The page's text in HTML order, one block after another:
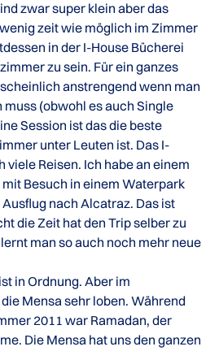
zwar super klein aber das
zeit wie möglich im Zimmer
in der I-House Bücherei
zu sein. Für ein ganzes
anstrengend wenn man
(obwohl es auch Single
Session ist das die beste
unter Leuten ist. Das I-
viele Reisen. Ich habe an einem
Besuch in einem Waterpark
nach Alcatraz. Das ist
die Zeit hat den Trip selber zu
man so auch noch mehr neue
in Ordnung. Aber im
Mensa sehr loben. Während
2011 war Ramadan, der
Die Mensa hat uns den ganzen